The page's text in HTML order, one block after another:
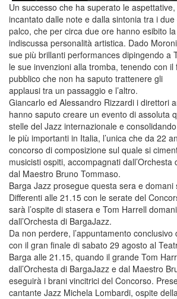
Un successo che ha superato le
incantato dalle note e dalla sintonia tra i
palco, che per circa due ore hanno esibito
indiscussa personalità artistica. Dado
sue più brillanti performances dipingendo a
le sue invenzioni alla tromba, tenendo con il
pubblico che non ha saputo trattenere gli
applausi tra un passaggio e l’altro.
Giancarlo ed Alessandro Rizzardi i direttori
hanno saputo creare un evento di assoluta
stelle del Jazz internazionale e
le più importanti in Italia, l’unica che da 22
concorso di composizione sul quale si
musicisti ospiti, accompagnati dall’Orchesta
dal Maestro Bruno Tommaso.
Barga Jazz prosegue questa sera e domani
Differenti alle 21.15 con le serate del
sarà l’ospite di stasera e Tom Harrell
dall’Orchesta di BargaJazz.
Da non perdere, l’appuntamento conclusivo
con il gran finale di sabato 29 agosto al
Barga alle 21.15, quando il grande Tom
dall’Orchesta di BargaJazz e dal Maestro
eseguirà i brani vincitrici del Concorso.
cantante Jazz Michela Lombardi, ospite